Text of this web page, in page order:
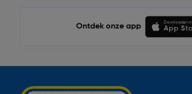
Ontdek onze app
Downloaden
App